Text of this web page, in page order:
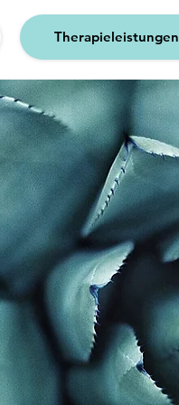
Therapieleistungen